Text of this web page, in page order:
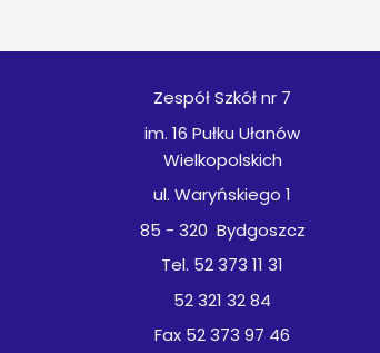
Zespół Szkół nr 7
im. 16 Pułku Ułanów
Wielkopolskich
ul. Waryńskiego 1
85 - 320 Bydgoszcz
Tel. 52 373 11 31
52 321 32 84
Fax 52 373 97 46